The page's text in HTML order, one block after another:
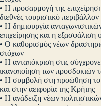
• Η προσαρμογή της
διεθνές τουριστικό περιβάλλον
• Η δημιουργία
επιχείρησης και η
• Ο καθορισμός νέων
στόχων
• Η ανταπόκριση στις
ικανοποίηση των προσδοκιών
• Η συμβολή στη προώθηση
και στην αειφορία της Κρήτης
• Η ανάδειξη νέων